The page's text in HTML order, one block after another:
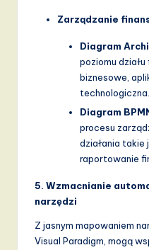
Zarządzanie
Diagram
poziomu
biznesowe,
technologiczna.
Diagram
procesu
działania takie
raportowanie
5. Wzmacnianie
narzędzi
Z jasnym mapowaniem
Visual Paradigm, mogą